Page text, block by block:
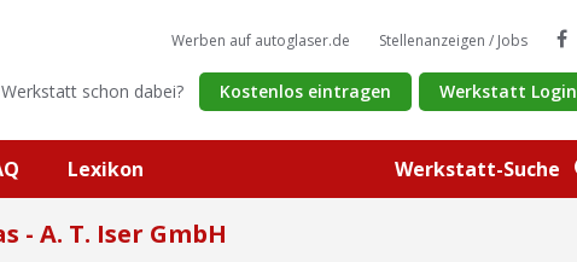
Werkstatt-Suche
Werben auf autoglaser.de Stellenanzeigen / Jobs
schon dabei? Kostenlos eintragen Werkstatt Login
Lexikon
- A. T. Iser GmbH